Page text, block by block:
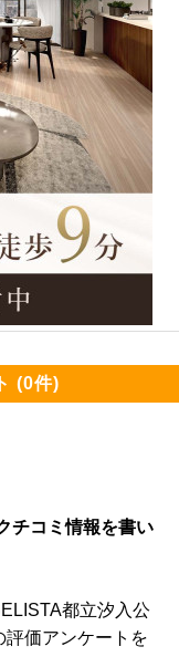
(0件)
チコミ情報を書い
都立汐入公
評価アンケートを